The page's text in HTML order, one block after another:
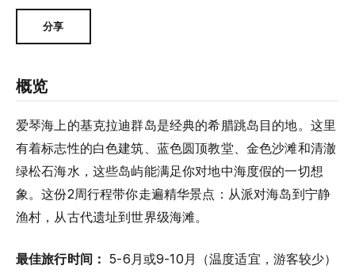
分享
概览
爱琴海上的基克拉迪群岛是经典的希腊跳岛目的地。这里
有着标志性的白色建筑、蓝色圆顶教堂、金色沙滩和清澈
绿松石海水，这些岛屿能满足你对地中海度假的一切想
象。这份2周行程带你走遍精华景点：从派对海岛到宁静
渔村，从古代遗址到世界级海滩。
最佳旅行时间： 5-6月或9-10月（温度适宜，游客较少）